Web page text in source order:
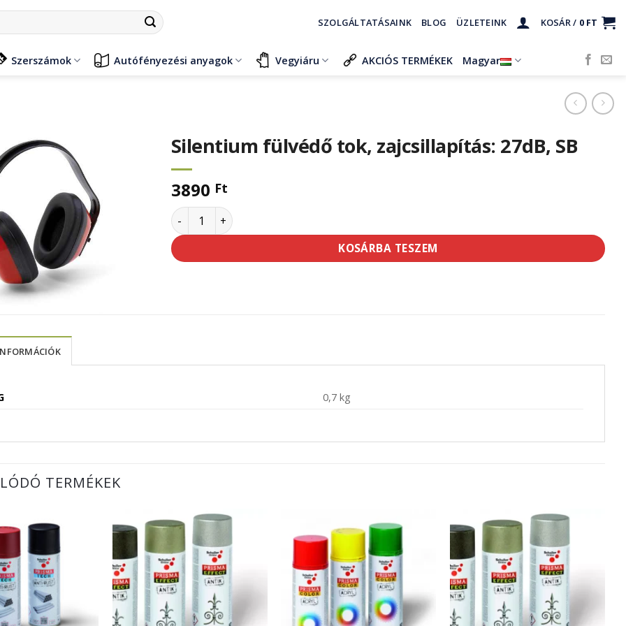
SZOLGÁLTATÁSAINK BLOG ÜZLETEINK KOSÁR / 0 FT
Szerszámok Autófényezési anyagok Vegyiáru AKCIÓS TERMÉKEK Magyar
Silentium fülvédő tok, zajcsillapítás: 27dB, SB
3890 Ft
Silentium fülvédő tok, zajcsillapítás: 27dB, SB mennyiség
KOSÁRBA TESZEM
0,7 kg
TERMÉKEK